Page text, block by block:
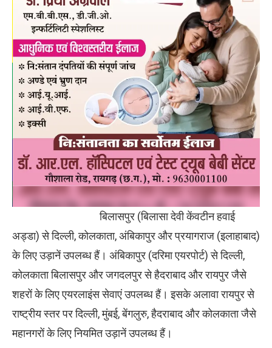
बिलासपुर (बिलासा देवी केंवटीन हवाई
अड्डा) से दिल्ली, कोलकाता, अंबिकापुर और प्रयागराज (इलाहाबाद)
के लिए उड़ानें उपलब्ध हैं। अंबिकापुर (दरिमा एयरपोर्ट) से दिल्ली,
कोलकाता बिलासपुर और जगदलपुर से हैदराबाद और रायपुर जैसे
शहरों के लिए एयरलाइंस सेवाएं उपलब्ध हैं। इसके अलावा रायपुर से
राष्ट्रीय स्तर पर दिल्ली, मुंबई, बेंगलुरु, हैदराबाद और कोलकाता जैसे
महानगरों के लिए नियमित उड़ानें उपलब्ध हैं।